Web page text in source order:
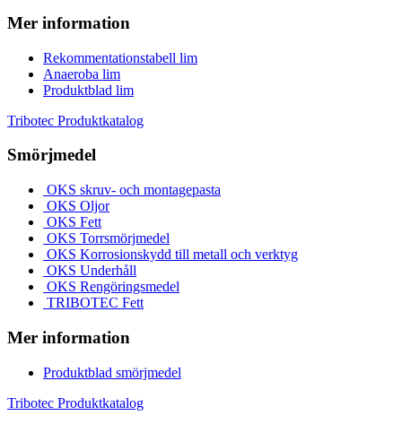
Mer information
Rekommentationstabell lim
Anaeroba lim
Produktblad lim
Tribotec Produktkatalog
Smörjmedel
OKS skruv- och montagepasta
OKS Oljor
OKS Fett
OKS Torrsmörjmedel
OKS Korrosionskydd till metall och verktyg
OKS Underhåll
OKS Rengöringsmedel
TRIBOTEC Fett
Mer information
Produktblad smörjmedel
Tribotec Produktkatalog